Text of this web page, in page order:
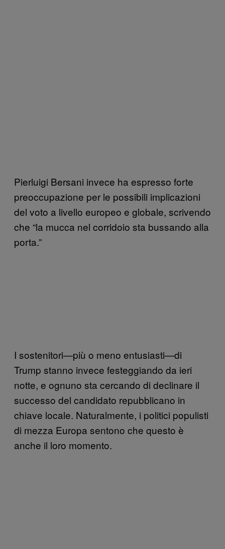
Pierluigi Bersani invece ha espresso forte
preoccupazione per le possibili implicazioni
del voto a livello europeo e globale, scrivendo
che “la mucca nel corridoio sta bussando alla
porta.”
I sostenitori—più o meno entusiasti—di
Trump stanno invece festeggiando da ieri
notte, e ognuno sta cercando di declinare il
successo del candidato repubblicano in
chiave locale. Naturalmente, i politici populisti
di mezza Europa sentono che questo è
anche il loro momento.